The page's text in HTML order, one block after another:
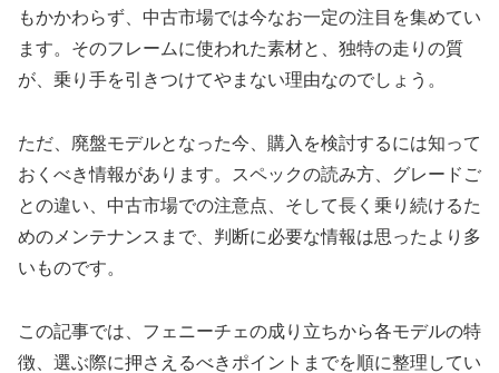
もかかわらず、中古市場では今なお一定の注目を集めてい
ます。そのフレームに使われた素材と、独特の走りの質
が、乗り手を引きつけてやまない理由なのでしょう。
ただ、廃盤モデルとなった今、購入を検討するには知って
おくべき情報があります。スペックの読み方、グレードご
との違い、中古市場での注意点、そして長く乗り続けるた
めのメンテナンスまで、判断に必要な情報は思ったより多
いものです。
この記事では、フェニーチェの成り立ちから各モデルの特
徴、選ぶ際に押さえるべきポイントまでを順に整理してい